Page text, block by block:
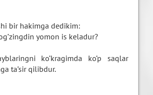
bir hakimga dedikim:
yomon is keladur?
ko’kragimda ko’p saqlar
ta’sir qilibdur.